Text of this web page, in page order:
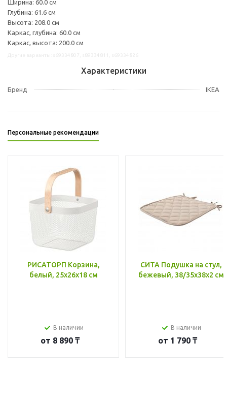
Ширина: 60.0 см
Глубина: 61.6 см
Высота: 208.0 см
Каркас, глубина: 60.0 см
Каркас, высота: 200.0 см
Характеристики
Бренд IKEA
Персональные рекомендации
РИСАТОРП Корзина,
белый, 25x26x18 см
В наличии
от 8 890 ₸
СИТА Подушка на стул,
бежевый, 38/35x38x2 см
В наличии
от 1 790 ₸